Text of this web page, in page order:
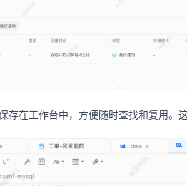
存在工作台中，方便随时查找和复用。